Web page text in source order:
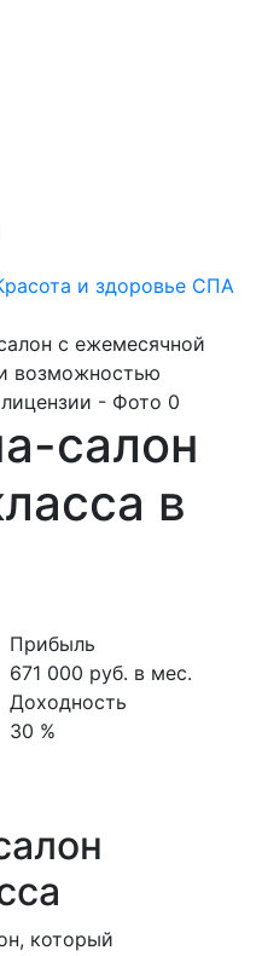
и здоровье СПА
салон
в
Прибыль
671 000 руб. в мес.
Доходность
30 %
который